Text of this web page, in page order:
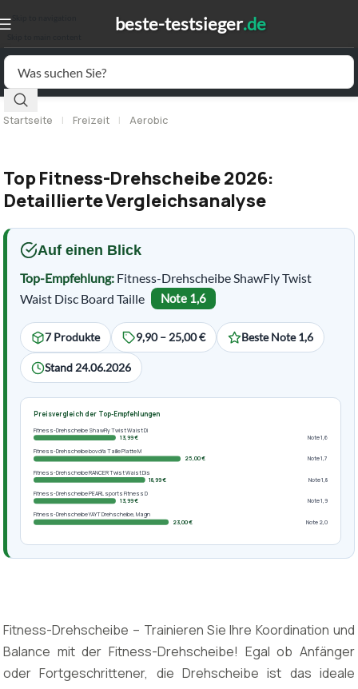
Startseite | Freizeit | Aerobic
Top Fitness-Drehscheibe 2026:
Detaillierte Vergleichsanalyse
Auf einen Blick
Top-Empfehlung: Fitness-Drehscheibe ShawFly Twist
Waist Disc Board Taille
Note 1,6
7 Produkte 9,90 – 25,00 € Beste Note 1,6
Stand 24.06.2026
Preisvergleich der Top-Empfehlungen
Fitness-Drehscheibe ShawFly Twist Waist Di
13,99 €
Note 1,6
Fitness-Drehscheibe bovoYa Taille Platte M
25,00 €
Note 1,7
Fitness-Drehscheibe RANCER Twist Waist Dis
18,99 €
Note 1,8
Fitness-Drehscheibe PEARL sports Fitness D
13,99 €
Note 1,9
Fitness-Drehscheibe YAYT Drehscheibe, Magn
23,00 €
Note 2,0
Fitness-Drehscheibe – Trainieren Sie Ihre Koordination und
Balance mit der Fitness-Drehscheibe! Egal ob Anfänger
oder Fortgeschrittener, die Drehscheibe ist das ideale